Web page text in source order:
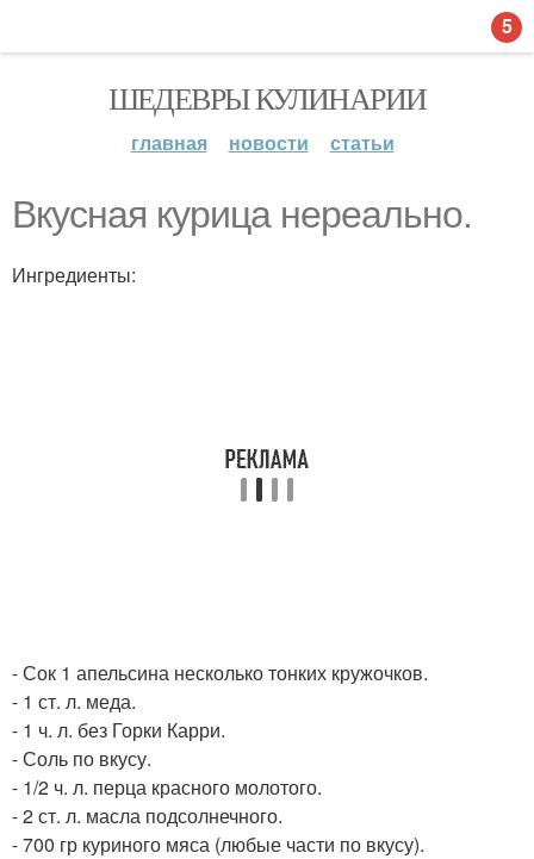
ШЕДЕВРЫ КУЛИНАРИИ
главная новости статьи
Вкусная курица нереально.
Ингредиенты:
- Сок 1 апельсина несколько тонких кружочков.
- 1 ст. л. меда.
- 1 ч. л. без Горки Карри.
- Соль по вкусу.
- 1/2 ч. л. перца красного молотого.
- 2 ст. л. масла подсолнечного.
- 700 гр куриного мяса (любые части по вкусу).
5